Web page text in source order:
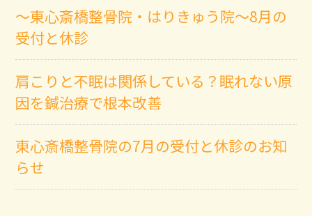
～東心斎橋整骨院・はりきゅう院～8月の
受付と休診
肩こりと不眠は関係している？眠れない原
因を鍼治療で根本改善
東心斎橋整骨院の7月の受付と休診のお知
らせ